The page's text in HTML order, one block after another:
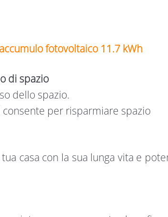
fotovoltaico 11.7 kWh
di spazio
dello spazio.
per risparmiare spazio
casa con la sua lunga vita e